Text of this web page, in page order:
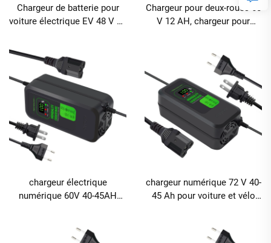
Chargeur de batterie pour
voiture électrique EV 48 V 12
vélo électrique 12 V CC,
affichage numérique, outil
électrique au plomb
Chargeur pour deux-roues 60
V 12 AH, chargeur pour
chargeur électrique
numérique 60V 40-45AH
avec ports CC et CA, en
chargeur numérique 72 V 40-
45 Ah pour voiture et vélo
et CC